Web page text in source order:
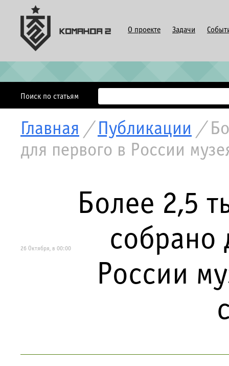
О проекте Задачи
Поиск по статьям
Главная / Публикации /
для первого в России
26 Октября, в 00:00
Более 2,5
собрано
России